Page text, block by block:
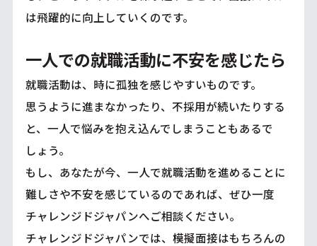
は飛躍的に向上していくのです。
一人での就職活動に不安を感じたら
就職活動は、時に孤独を感じやすいものです。
思うように進まなかったり、不採用が続いたりする
と、一人で悩みを抱え込んでしまうこともあるで
しょう。
もし、あなたが今、一人で就職活動を進めることに
難しさや不安を感じているのであれば、ぜひ一度
チャレンジドジャパンへご相談ください。
チャレンジドジャパンでは、模擬面接はもちろんの